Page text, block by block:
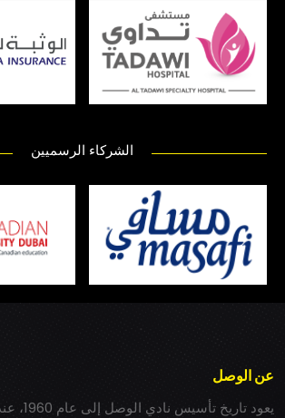
الشركاء الرسميين
عن الوصل
يعود